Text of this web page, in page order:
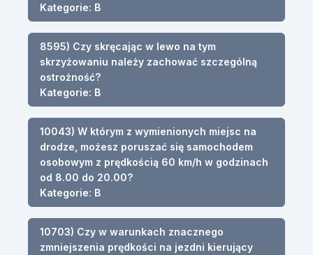
Kategorie: B
8595) Czy skręcając w lewo na tym
skrzyżowaniu należy zachować szczególną
ostrożność?
Kategorie: B
10043) W którym z wymienionych miejsc na
drodze, możesz poruszać się samochodem
osobowym z prędkością 60 km/h w godzinach
od 8.00 do 20.00?
Kategorie: B
10703) Czy w warunkach znacznego
zmniejszenia prędkości na jezdni kierujący